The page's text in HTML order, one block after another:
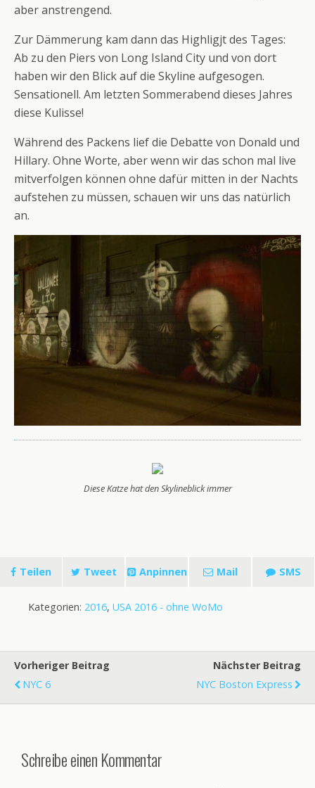
aber anstrengend.
Zur Dämmerung kam dann das Highligjt des Tages:
Ab zu den Piers von Long Island City und von dort
haben wir den Blick auf die Skyline aufgesogen.
Sensationell. Am letzten Sommerabend dieses Jahres
diese Kulisse!
Während des Packens lief die Debatte von Donald und
Hillary. Ohne Worte, aber wenn wir das schon mal live
mitverfolgen können ohne dafür mitten in der Nachts
aufstehen zu müssen, schauen wir uns das natürlich
an.
Diese Katze hat den Skylineblick immer
Teilen Tweet Anpinnen Mail SMS
Kategorien: 2016, USA 2016 - ohne WoMo
Vorheriger Beitrag
NYC 6
Nächster Beitrag
NYC Boston Express
Schreibe einen Kommentar